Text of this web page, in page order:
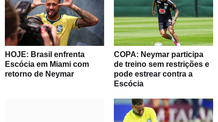
HOJE: Brasil enfrenta
Escócia em Miami com
retorno de Neymar
COPA: Neymar participa
de treino sem restrições e
pode estrear contra a
Escócia